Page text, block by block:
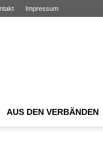
Impressum
AUS DEN VERBÄNDEN